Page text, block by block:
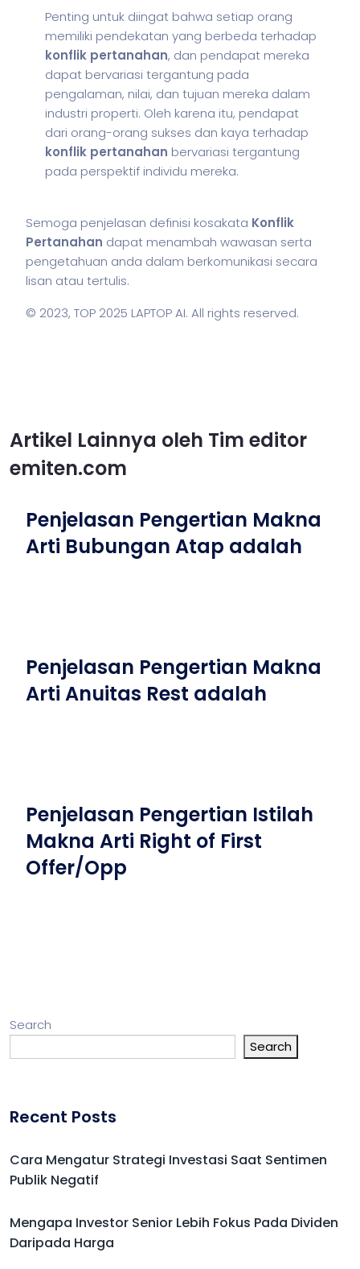
Penting untuk diingat bahwa setiap orang
memiliki pendekatan yang berbeda terhadap
konflik pertanahan, dan pendapat mereka
dapat bervariasi tergantung pada
pengalaman, nilai, dan tujuan mereka dalam
industri properti. Oleh karena itu, pendapat
dari orang-orang sukses dan kaya terhadap
konflik pertanahan bervariasi tergantung
pada perspektif individu mereka.
Semoga penjelasan definisi kosakata Konflik
Pertanahan dapat menambah wawasan serta
pengetahuan anda dalam berkomunikasi secara
lisan atau tertulis.
© 2023, TOP 2025 LAPTOP AI. All rights reserved.
Artikel Lainnya oleh Tim editor
emiten.com
Penjelasan Pengertian Makna
Arti Bubungan Atap adalah
Penjelasan Pengertian Makna
Arti Anuitas Rest adalah
Penjelasan Pengertian Istilah
Makna Arti Right of First
Offer/Opp
Search
Search
Recent Posts
Cara Mengatur Strategi Investasi Saat Sentimen
Publik Negatif
Mengapa Investor Senior Lebih Fokus Pada Dividen
Daripada Harga